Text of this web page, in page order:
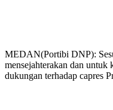
MEDAN(Portibi DNP):
mensejahterakan dan untuk
dukungan terhadap capres